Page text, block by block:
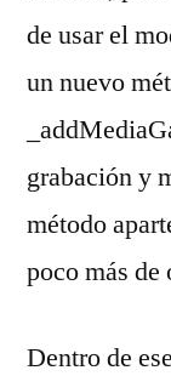
de usar el
un nuevo
grabación y
método
poco más de
Dentro de